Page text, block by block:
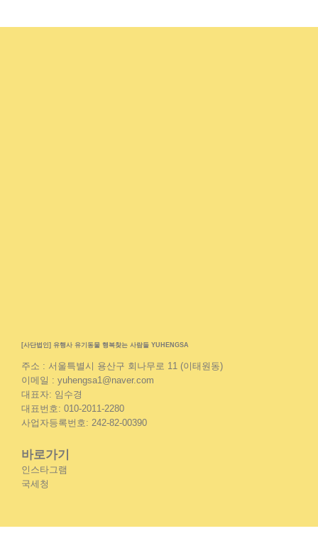
[사단법인] 유행사 유기동물 행복찾는 사람들 YUHENGSA
주소 : 서울특별시 용산구 회나무로 11 (이태원동)
이메일 : yuhengsa1@naver.com
대표자: 임수경
대표번호: 010-2011-2280
사업자등록번호: 242-82-00390
바로가기
인스타그램
국세청